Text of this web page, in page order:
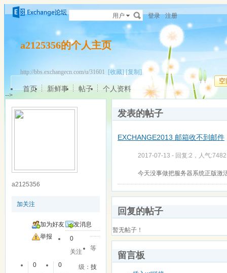
用户 登录 注册
a2125356的个人主页
http://bbs.exchangecn.com/u/31601 [收藏] [复制]
空
首页 新鲜事 帖子 个人资料
-->
a2125356
加关注
加为好友
发消息
举报
0
关注
0
0
等
级：技
发表的帖子
EXCHANGE2013 邮箱收不到邮件
2017-07-13 - 回复:2，人气
今天没事做把服务器系统正版激
回复的帖子
暂无帖子！
留言板